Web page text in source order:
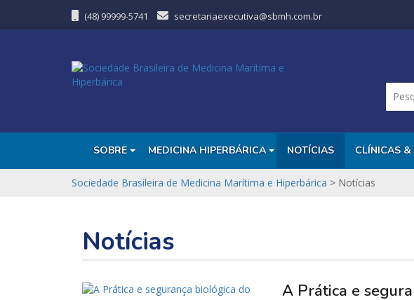
(48) 99999-5741 secretariaexecutiva@sbmh.com.br
SOBRE MEDICINA HIPERBÁRICA NOTÍCIAS CLÍNICAS
Sociedade Brasileira de Medicina Marítima e Hiperbárica > Notícias
Notícias
A Prática e